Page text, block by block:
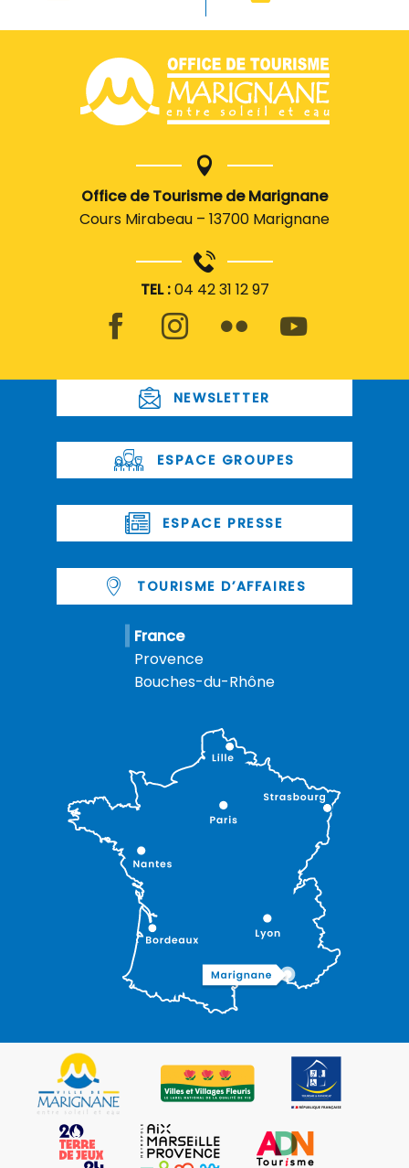
Office de Tourisme de Marignane
Cours Mirabeau – 13700 Marignane
TEL :04 42 31 12 97
NEWSLETTER
ESPACE GROUPES
ESPACE PRESSE
TOURISME D’AFFAIRES
France
Provence
Bouches-du-Rhône